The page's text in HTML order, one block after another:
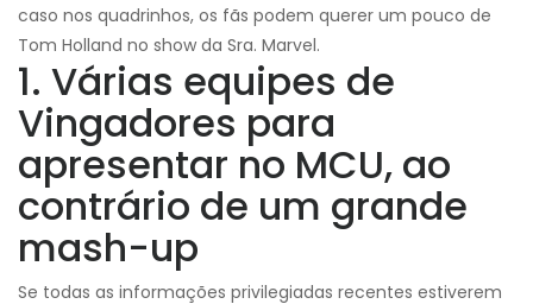
caso nos quadrinhos, os fãs podem querer um pouco de
Tom Holland no show da Sra. Marvel.
1. Várias equipes de
Vingadores para
apresentar no MCU, ao
contrário de um grande
mash-up
Se todas as informações privilegiadas recentes estiverem